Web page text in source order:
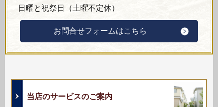
日曜と祝祭日（土曜不定休）
お問合せフォームはこちら
当店のサービスのご案内